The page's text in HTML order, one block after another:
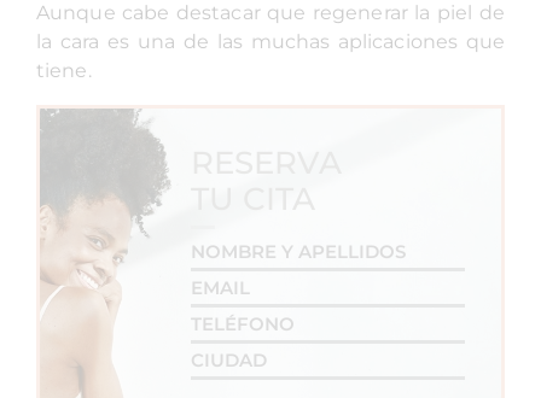
Aunque cabe destacar que regenerar la piel de
la cara es una de las muchas aplicaciones que
tiene.